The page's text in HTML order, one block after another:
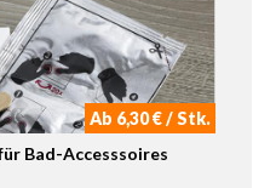
Ab 6,30 € / Stk.
Bad-Accesssoires